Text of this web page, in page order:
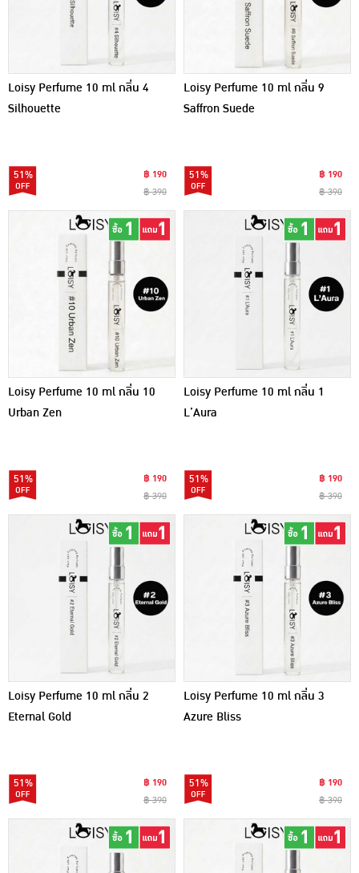
Loisy Perfume 10 ml กลิ่น 4
Silhouette
51%
฿ 190
฿ 390
Loisy Perfume 10 ml กลิ่น 9
Saffron Suede
51%
฿ 190
฿ 390
Loisy Perfume 10 ml กลิ่น 10
Urban Zen
51%
฿ 190
฿ 390
Loisy Perfume 10 ml กลิ่น 1
L’Aura
51%
฿ 190
฿ 390
Loisy Perfume 10 ml กลิ่น 2
Eternal Gold
51%
฿ 190
฿ 390
Loisy Perfume 10 ml กลิ่น 3
Azure Bliss
51%
฿ 190
฿ 390